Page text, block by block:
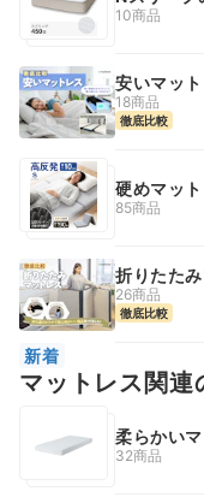
10商品
安いマッ
18商品
徹底比較
硬めマッ
85商品
折りたた
26商品
徹底比較
新着
マットレス関連
柔らかい
32商品